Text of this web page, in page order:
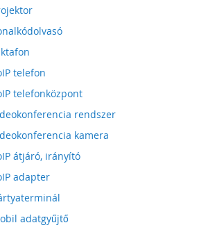
telefon
telefonközpont
rendszer
kamera
átjáró, irányító
adapter
adatgyűjtő